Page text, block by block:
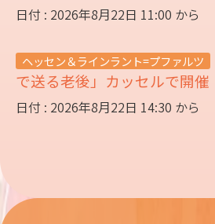
日付 : 2026年8月22日 11:00 から
ヘッセン＆ラインラント=プファルツ
で送る老後」カッセルで開催
日付 : 2026年8月22日 14:30 から